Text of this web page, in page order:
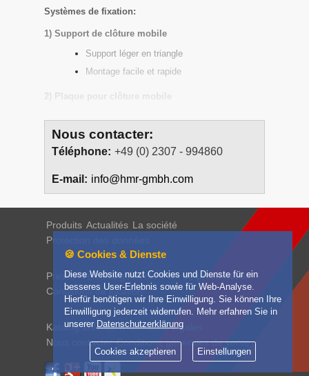
Systèmes de fixation:
1) Support de clôture mobile
Support léger en triangle
Montage facile et rapide
2) Plaque pour clôture mobile
Sans rebord dérangeant
3) Plaque de base
4) Ancre de sol
Deux manchons de logement pour tubes de
clôture
Nous contacter:
Téléphone: +49 (0) 2307 - 994860
E-mail: info@hmr-gmbh.com
Produits Actualités La société
Protection des données
Presse Téléchargements Film de présentation
Conditions de location
Katalog anfordern Mentions légales
Nous contacter Conditions générales de vente
🍪 Cookies & Dienste
Diese Website nutzt Cookies und Dienste für ein
besseres User-Erlebnis sowie für Web-Analyse.
Hierfür benötigen wir Ihre Einwilligung. Sie können Ihre
Einwilligung jederzeit widerrufen. Mehr erfahren Sie in
unserer Datenschutzerklärung
Cookies akzeptieren Einstellungen